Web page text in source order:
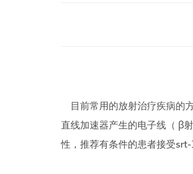
目前常用的放射治疗疾病的
直线加速器产生的电子线（ β射
性，推荐有条件的患者接受srt-